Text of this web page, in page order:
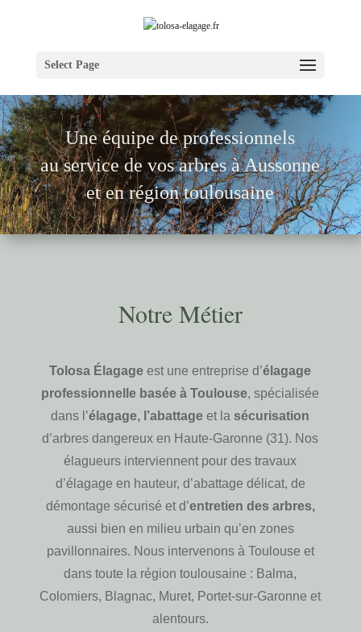
Select Page
Une équipe de professionnels
au service de vos arbres àAussonne
et en région toulousaine
Notre Métier
Tolosa Élagage est une entreprise d’élagage
professionnelle basée à Toulouse, spécialisée
dans l’élagage, l’abattage et la sécurisation
d’arbres dangereux en Haute-Garonne (31). Nos
élagueurs interviennent pour des travaux
d’élagage en hauteur, d’abattage délicat, de
démontage sécurisé et d’entretien des arbres,
aussi bien en milieu urbain qu’en zones
pavillonnaires. Nous intervenons à Toulouse et
dans toute la région toulousaine : Balma,
Colomiers, Blagnac, Muret, Portet-sur-Garonne et
alentours.